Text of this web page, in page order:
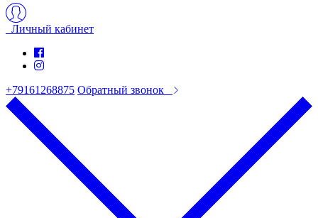
Личный кабинет
+79161268875 Обратный звонок